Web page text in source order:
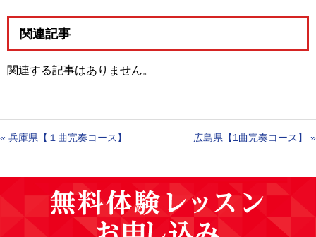
関連記事
関連する記事はありません。
« 兵庫県【１曲完奏コース】 広島県【1曲完奏コース】 »